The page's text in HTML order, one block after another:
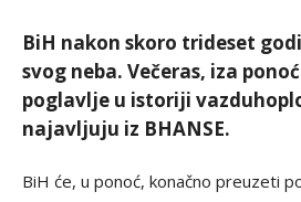
BiH nakon skoro trideset
svog neba. Večeras, iza
poglavlje u istoriji
najavljuju iz BHANSE.
BiH će, u ponoć, konačno preuzeti